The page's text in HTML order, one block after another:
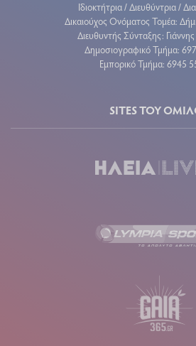
Ιδιοκτήτρια / Διευθύντρια /
Δικαιούχος Ονόματος Τομέα:
Διευθυντής Σύνταξης:
Δημοσιογραφικό Τμήμα:
Εμπορικό Τμήμα: 6945
SITES ΤΟΥ